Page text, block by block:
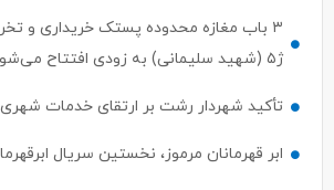
۳ باب مغازه محدوده پستک خریداری و
ژ۵ (شهید سلیمانی) به زودی افتتاح می‌شود
تأکید شهردار رشت بر ارتقای خدمات شهری
ابر قهرمانان مرموز، نخستین سریال